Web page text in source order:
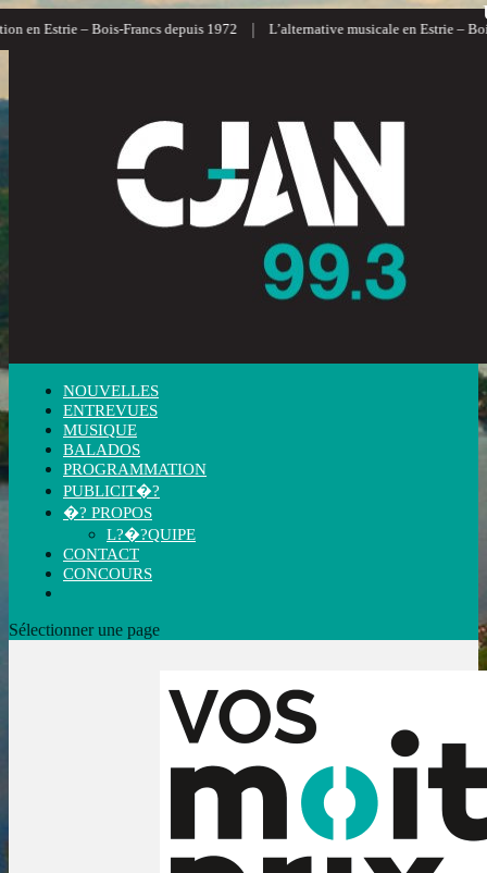
en Estrie – Bois-Francs depuis 1972 L’alternative musicale en Estrie –
NOUVELLES
ENTREVUES
MUSIQUE
BALADOS
PROGRAMMATION
PUBLICIT�?
�? PROPOS
L?�?QUIPE
CONTACT
CONCOURS
Sélectionner une page